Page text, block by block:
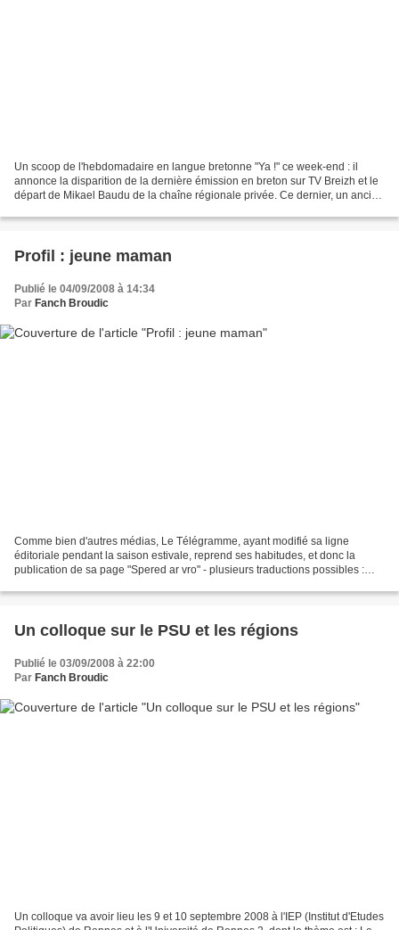
Un scoop de l'hebdomadaire en langue bretonne "Ya !" ce week-end : il
annonce la disparition de la dernière émission en breton sur TV Breizh et le
départ de Mikael Baudu de la chaîne régionale privée. Ce dernier, un ancien
Profil : jeune maman
Publié le 04/09/2008 à 14:34
Par Fanch Broudic
Comme bien d'autres médias, Le Télégramme, ayant modifié sa ligne
éditoriale pendant la saison estivale, reprend ses habitudes, et donc la
publication de sa page "Spered ar vro" - plusieurs traductions possibles :
Un colloque sur le PSU et les régions
Publié le 03/09/2008 à 22:00
Par Fanch Broudic
Un colloque va avoir lieu les 9 et 10 septembre 2008 à l'IEP (Institut d'Etudes